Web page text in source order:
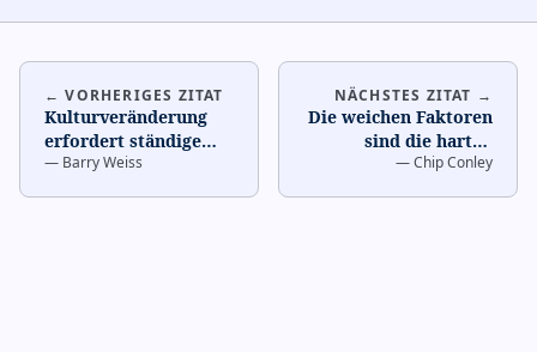
← VORHERIGES ZITAT
Kulturveränderung
erfordert ständige
Verstärkung.
— Barry Weiss
NÄCHSTES ZITAT →
Die weichen Faktoren
sind die harten
Faktoren.…
—Chip Conley